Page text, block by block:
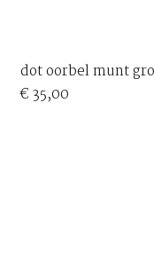
dot oorbel munt
€ 35,00